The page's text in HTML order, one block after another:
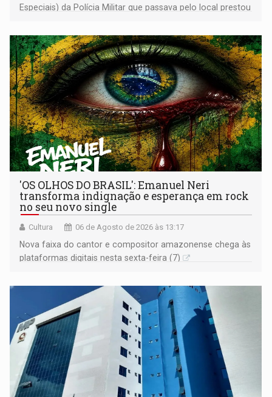
Especiais) da Polícia Militar que passava pelo local prestou
'OS OLHOS DO BRASIL': Emanuel Neri
transforma indignação e esperança em rock
no seu novo single
Cultura 06 de Agosto de 2026 às 13:17
Nova faixa do cantor e compositor amazonense chega às
plataformas digitais nesta sexta-feira (7)